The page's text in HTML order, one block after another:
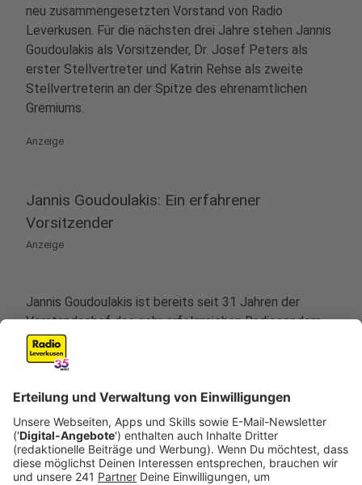
neu zusammengesetzten Vorstand von Radio
Leverkusen. Für die nächsten drei Jahre stehen Jannis
Goudoulakis als Vorsitzender, Dr. Josef Peters als
erster Stellvertreter und Katrin Rehse als zweite
Stellvertreterin an der Spitze des ehrenamtlichen
Gremiums.
Anzeige
Jannis Goudoulakis: Ein erfahrener
Vorsitzender
Anzeige
Jannis Goudoulakis ist bereits seit 31 Jahren der
Vorstandschef des sehr erfolgreichen Radiosenders.
Er ist Mitglied des Integrationsrates und Mitbegründer
der Internationale Liste Leverkusen und aktuell deren
beliebteste Sender in unserer Stadt“, freut sich der
Vorsitzende Jannis Goudoulakis, der am 05.12.2024
erneut im Amt bestätigte wurde. „In Zukunft warten
Herausforderungen wie der Verbreitungsweg über
DAB+ auf das Radiosystem und die Verlängerung der